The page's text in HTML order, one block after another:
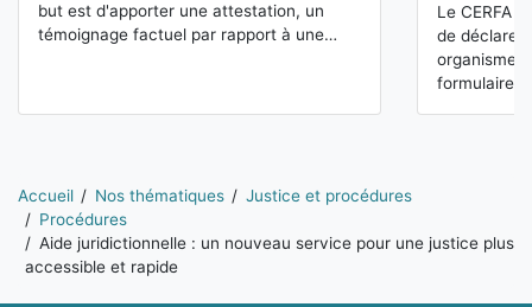
but est d'apporter une attestation, un
témoignage factuel par rapport à une…
Le CERFA
de déclarer
organismes
formulaire…
Vous êtes ici:
Accueil Nos thématiques
Justice et procédures
Procédures
Aide juridictionnelle : un nouveau service pour une justice plus
accessible et rapide